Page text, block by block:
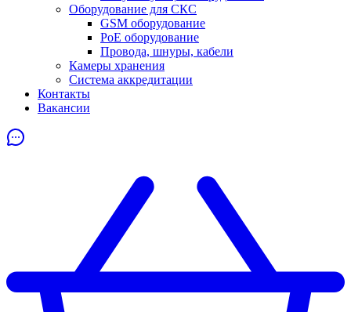
Оборудование для СКС
GSM оборудование
PoE оборудование
Провода, шнуры, кабели
Камеры хранения
Система аккредитации
Контакты
Вакансии